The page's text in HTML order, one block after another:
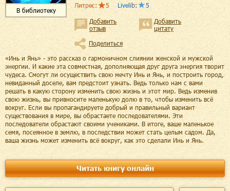
В библиотеку
Литрес: 5 Livelib: 5
Добавить
отзыв
Добавить
цитату
Поделиться
«Инь и Янь» - это рассказ о гармоничном слиянии женской и мужской
энергии. И какие эта совместная, дополняющая друг друга энергия творит
чудеса. Смогут ли осуществить свою мечту Инь и Янь, и построить город,
невиданный доселе, вам предстоит узнать. Ведь только нам с вами
решать в какую сторону изменить свою жизнь и этот мир. Ведь изменив
свою жизнь, вы привносите маленькую долю в то, чтобы изменить всё
вокруг. Если вы пропагандируете добрый и правильный вариант
существования в мире, вы обрастаете последователями. Эти
последователи обрастают своими учениками. В итоге, ваше маленькое
семя, посеянное в землю, в последствии может стать целым садом. Да,
ваша жизнь может изменить всё вокруг, как это сделали Инь и Янь.
Читать книгу онлайн